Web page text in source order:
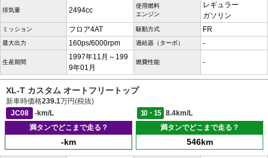
排気量 2494cc
使用燃料
エンジン
レギュラー
ガソリン
ミッション フロア4AT 駆動方式 FR
最大出力 160ps/6000rpm 過給器（ターボ） -
生産期間
1997年11月～199
9年01月
燃費性能 -
XL-T カスタム オートフリートップ
新車時価格239.1万円(税抜)
JC08
-km/L 10・15
8.4km/L
満タンでどこまで走る？
-km
満タンでどこまで走る？
546km